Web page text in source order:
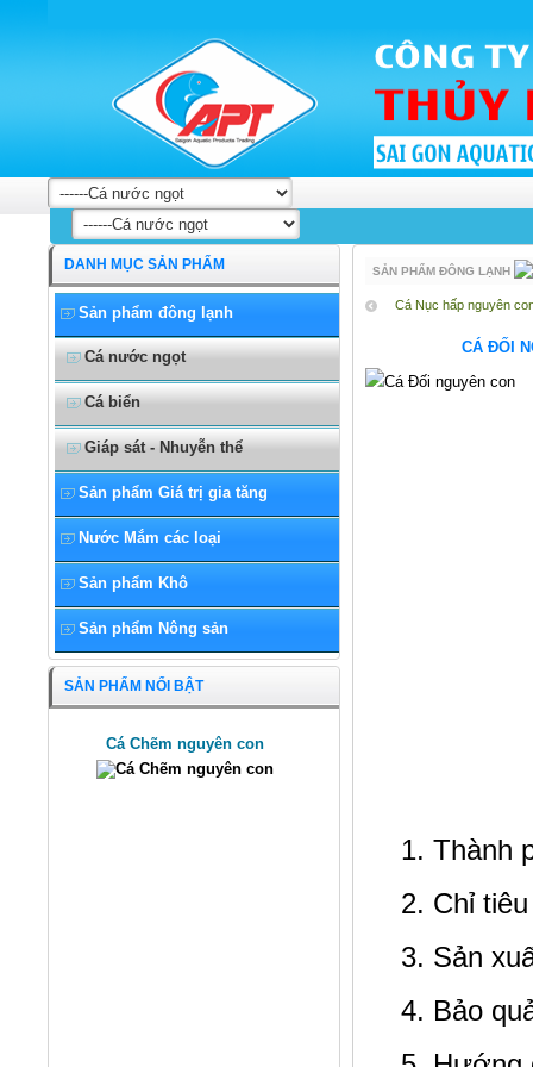
SẢN PHẨM ĐÔNG LẠNH
Cá Nục hấp nguyên
CÁ ĐỐI
1. Thành
2. Chỉ
3. Sản
4. Bảo
DANH MỤC SẢN PHẨM
Sản phẩm đông lạnh
Cá nước ngọt
Cá biển
Giáp sát - Nhuyễn thể
Sản phẩm Giá trị gia tăng
Nước Mắm các loại
Sản phẩm Khô
Sản phẩm Nông sản
SẢN PHẨM NỔI BẬT
Củ riềng xay
Cá Chẽm nguyên con